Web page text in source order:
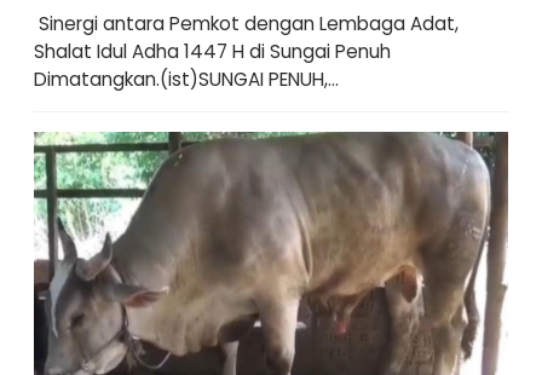
Sinergi antara Pemkot dengan Lembaga Adat,
Shalat Idul Adha 1447 H di Sungai Penuh
Dimatangkan.(ist)SUNGAI PENUH,...